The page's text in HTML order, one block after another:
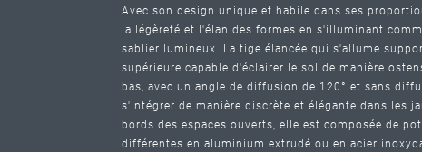
Avec son design unique et habile dans ses
la légèreté et l'élan des formes en s'illuminant
sablier lumineux. La tige élancée qui s'allume
supérieure capable d'éclairer le sol de manière
bas, avec un angle de diffusion de 120° et sans
s'intégrer de manière discrète et élégante dans les
bords des espaces ouverts, elle est composée de
différentes en aluminium extrudé ou en acier